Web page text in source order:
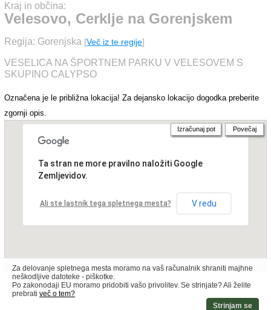
Kraj in občina:
Velesovo, Cerklje na Gorenjskem
Regija: Gorenjska [Več iz te regije]
VESELICA NA ŠPORTNEM PARKU V VELESOVEM S
SKUPINO CALYPSO
Označena je le približna lokacija! Za dejansko lokacijo dogodka preberite
zgornji opis.
Ta stran ne more pravilno naložiti Google
Zemljevidov.
Ali ste lastnik tega spletnega mesta? V redu
Izračunaj pot Povečaj
Za delovanje spletnega mesta moramo na vaš računalnik shraniti majhne
neškodljive datoteke - piškotke.
Po zakonodaji EU moramo pridobiti vašo privolitev. Se strinjate? Ali želite
prebrati več o tem?
Strinjam se